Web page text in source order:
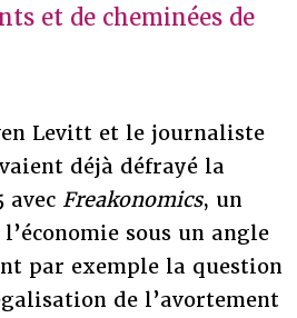
et de cheminées de
Levitt et le journaliste
déjà défrayé la
avec Freakonomics, un
sous un angle
par exemple la question
de l’avortement